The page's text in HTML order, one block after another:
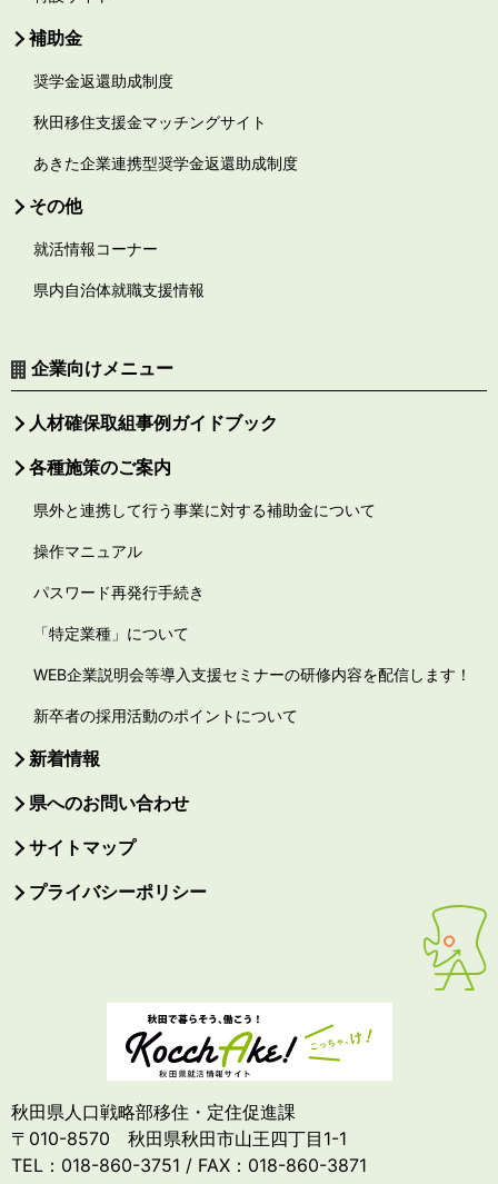
補助金
奨学金返還助成制度
秋田移住支援金マッチングサイト
あきた企業連携型奨学金返還助成制度
その他
就活情報コーナー
県内自治体就職支援情報
企業向けメニュー
人材確保取組事例ガイドブック
各種施策のご案内
県外と連携して行う事業に対する補助金について
操作マニュアル
パスワード再発行手続き
「特定業種」について
WEB企業説明会等導入支援セミナーの研修内容を配信します！
新卒者の採用活動のポイントについて
新着情報
県へのお問い合わせ
サイトマップ
プライバシーポリシー
秋田県人口戦略部移住・定住促進課
〒010-8570 秋田県秋田市山王四丁目1-1
TEL：018-860-3751 / FAX：018-860-3871